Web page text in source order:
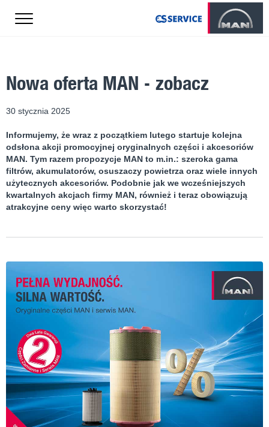
Nowa oferta MAN - zobacz
30 stycznia 2025
Informujemy, że wraz z początkiem lutego startuje kolejna
odsłona akcji promocyjnej oryginalnych części i akcesoriów
MAN. Tym razem propozycje MAN to m.in.: szeroka gama
filtrów, akumulatorów, osuszaczy powietrza oraz wiele innych
użytecznych akcesoriów. Podobnie jak we wcześniejszych
kwartalnych akcjach firmy MAN, również i teraz obowiązują
atrakcyjne ceny więc warto skorzystać!